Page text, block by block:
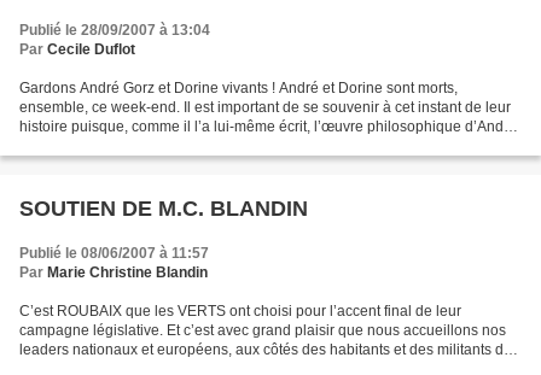
Publié le 28/09/2007 à 13:04
Par Cecile Duflot
Gardons André Gorz et Dorine vivants ! André et Dorine sont morts,
ensemble, ce week-end. Il est important de se souvenir à cet instant de leur
histoire puisque, comme il l’a lui-même écrit, l’œuvre philosophique d’André
SOUTIEN DE M.C. BLANDIN
Publié le 08/06/2007 à 11:57
Par Marie Christine Blandin
C’est ROUBAIX que les VERTS ont choisi pour l’accent final de leur
campagne législative. Et c’est avec grand plaisir que nous accueillons nos
leaders nationaux et européens, aux côtés des habitants et des militants de